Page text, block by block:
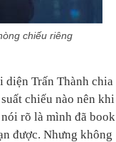
chiếu riêng
diện Trấn Thành chia
chiếu nào nên khi
rõ là mình đã book
được. Nhưng không